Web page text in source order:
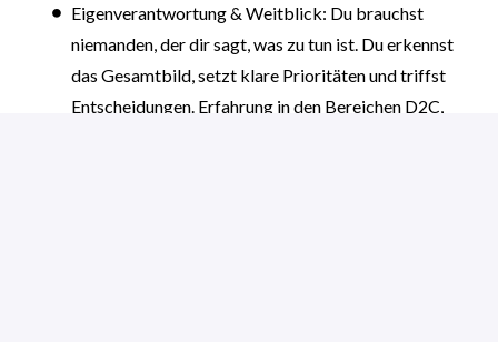
Eigenverantwortung & Weitblick: Du brauchst
niemanden, der dir sagt, was zu tun ist. Du erkennst
das Gesamtbild, setzt klare Prioritäten und triffst
Entscheidungen. Erfahrung in den Bereichen D2C,